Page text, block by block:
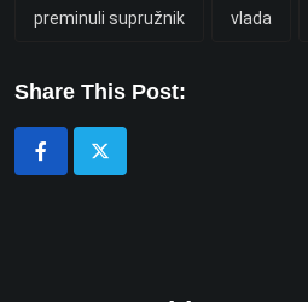
preminuli supružnik vlada
Share This Post: